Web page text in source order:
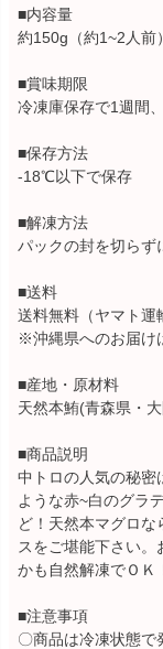
■内容量
約150g（約1~2人前）
■賞味期限
冷凍庫保存で1週間
■保存方法
-18℃以下で保存
■解凍方法
パックの封を切らず
■送料
送料無料（ヤマト運
※沖縄県へのお届け
■産地・原材料
天然本鮪(青森県・
■商品説明
中トロの人気の秘密
ような赤~白のグラ
ど！天然本マグロ
スをご堪能下さい
かも自然解凍でＯＫ
■注意事項
〇商品は冷凍状態で